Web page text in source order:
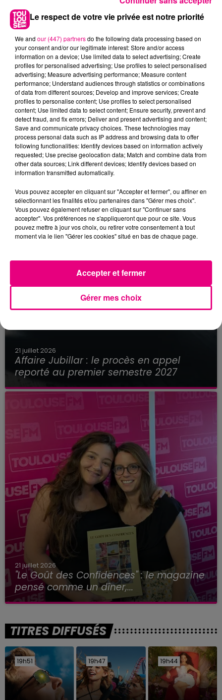
22 juillet 2026
Toulouse : circulation perturbée dans le
secteur François Verdier...
21 juillet 2026
Affaire Jubillar : le procès en appel
reporté au premier semestre 2027
21 juillet 2026
"Le Goût des Confidences" : le magazine
pensé comme un dîner,...
TITRES DIFFUSÉS
19h51
19h51 19h47
19h47 19h44
19h44
Le respect de votre vie privée est notre priorité
We and our (447) partnersdo the following data processing based on
your consent and/or our legitimate interest: Store and/or access
information on a device; Use limited data to select advertising; Create
profiles for personalised advertising; Use profiles to select personalised
advertising; Measure advertising performance; Measure content
performance; Understand audiences through statistics or combinations
of data from different sources; Develop and improve services; Create
profiles to personalise content; Use profiles to select personalised
content; Use limited data to select content; Ensure security, prevent and
detect fraud, and fix errors; Deliver and present advertising and content;
Save and communicate privacy choices. These technologies may
process personal data such as IP address and browsing data to offer
following functionalities: Identify devices based on information actively
requested; Use precise geolocation data; Match and combine data from
other data sources; Link different devices; Identify devices based on
information transmitted automatically.
Vous pouvez accepter en cliquant sur "Accepter et fermer", ou affiner en
sélectionnant les finalités et/ou partenaires dans "Gérer mes choix".
Vous pouvez également refuser en cliquant sur "Continuer sans
accepter". Vos préférences ne s'appliqueront que pour ce site. Vous
pouvez mettre à jour vos choix, ou retirer votre consentement à tout
moment via le lien "Gérer les cookies" situé en bas de chaque page.
Gérer mes choix
Accepter et fermer